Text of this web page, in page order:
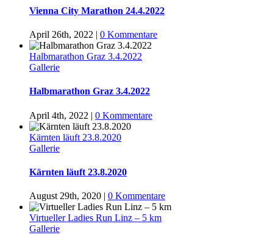
Vienna City Marathon 24.4.2022
April 26th, 2022 | 0 Kommentare
Halbmarathon Graz 3.4.2022
Gallerie
Halbmarathon Graz 3.4.2022
April 4th, 2022 | 0 Kommentare
Kärnten läuft 23.8.2020
Gallerie
Kärnten läuft 23.8.2020
August 29th, 2020 | 0 Kommentare
Virtueller Ladies Run Linz – 5 km
Gallerie